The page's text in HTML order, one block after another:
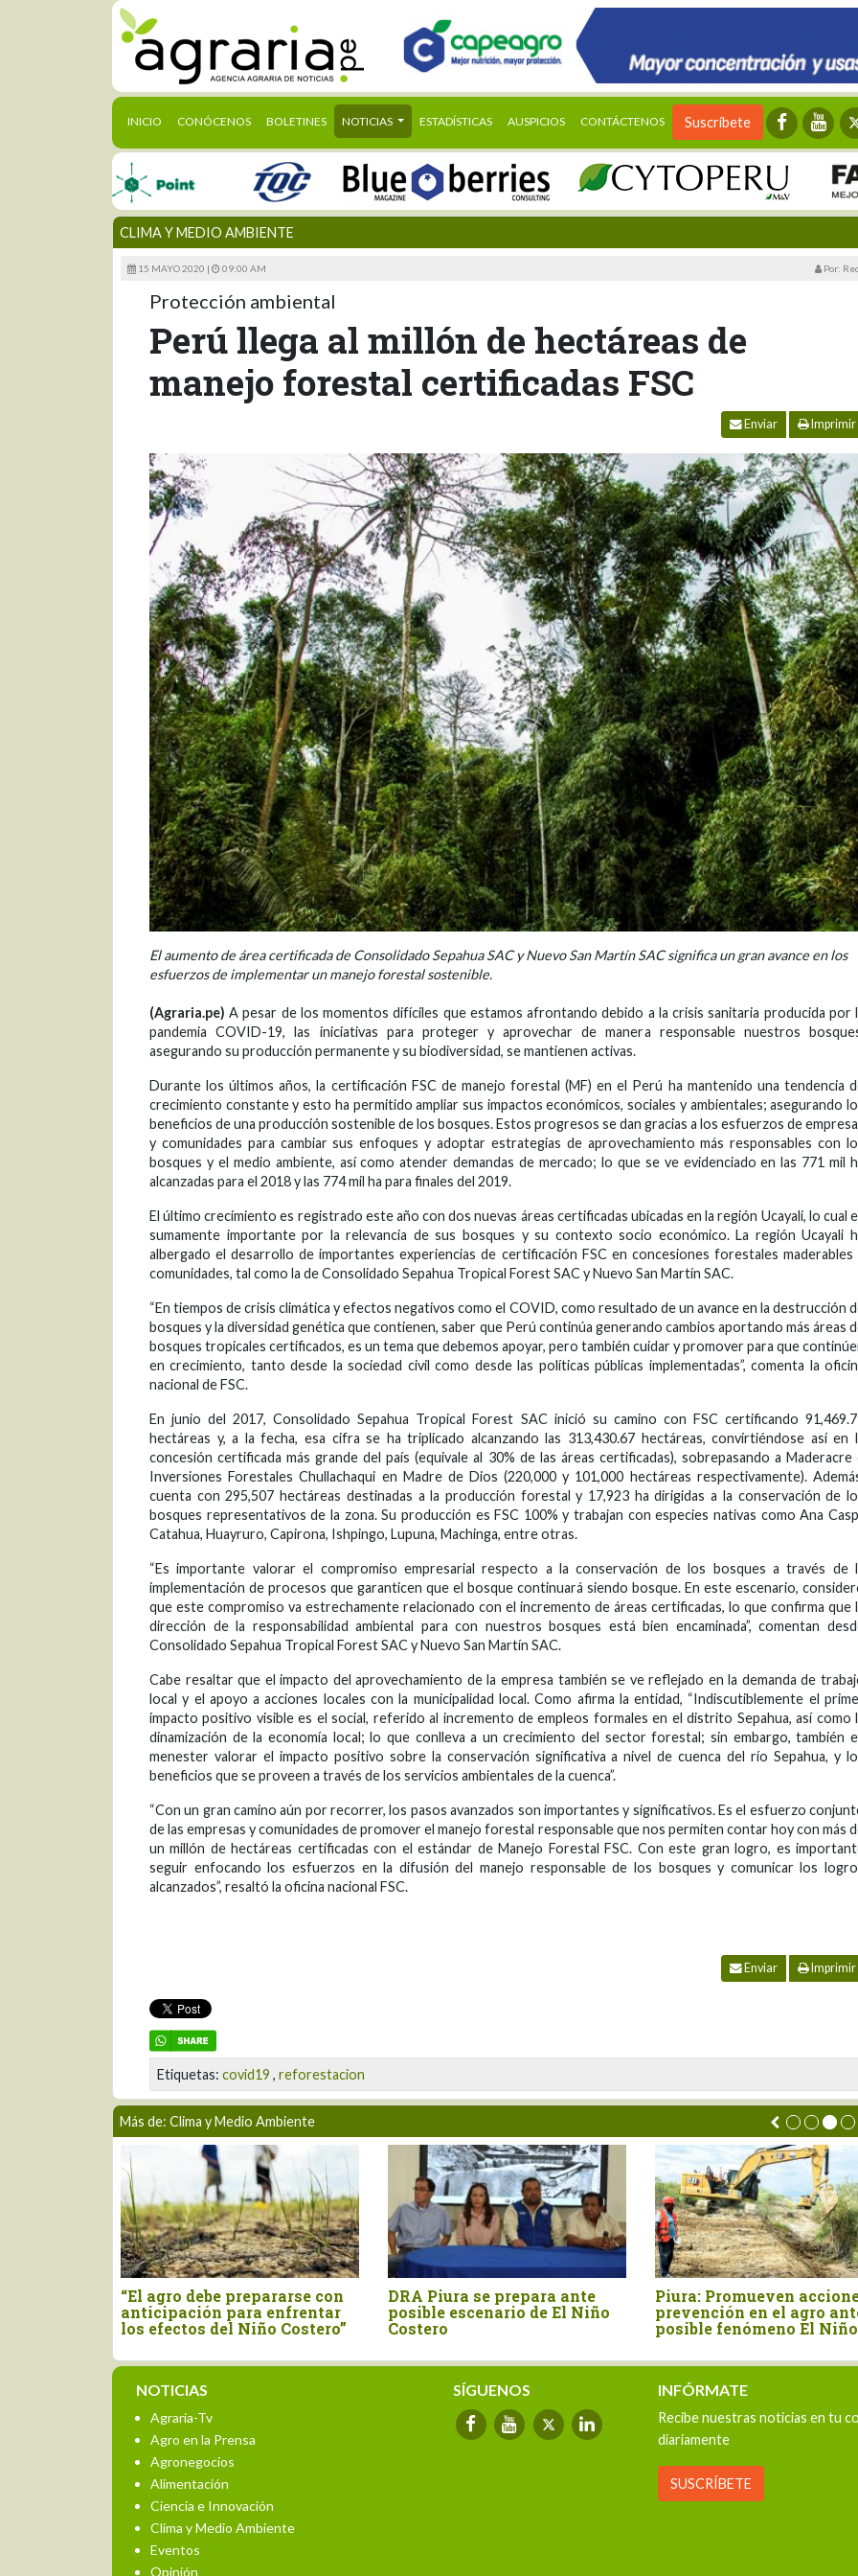
INICIO (CURRENT)
CONÓCENOS BOLETINES NOTICIAS ESTADÍSTICAS AUSPICIOS CONTÁCTENOS Suscríbete
CLIMA Y MEDIO AMBIENTE
15 MAYO 2020 | 09:00 AM Por:
Protección ambiental
Perú llega al millón de hectáreas de
manejo forestal certificadas FSC
Enviar Imprimir
El aumento de área certificada de Consolidado Sepahua SAC y Nuevo San Martín SAC significa un gran avance en los
esfuerzos de implementar un manejo forestal sostenible.
(Agraria.pe)A pesar de los momentos difíciles que estamos afrontando debido a la crisis sanitaria producida por
pandemia COVID-19, las iniciativas para proteger y aprovechar de manera responsable nuestros
asegurando su producción permanente y su biodiversidad, se mantienen activas.
Durante los últimos años, la certificación FSC de manejo forestal (MF) en el Perú ha mantenido una tendencia
crecimiento constante y esto ha permitido ampliar sus impactos económicos, sociales y ambientales; asegurando
beneficios de una producción sostenible de los bosques. Estos progresos se dan gracias a los esfuerzos de
y comunidades para cambiar sus enfoques y adoptar estrategias de aprovechamiento más responsables con
bosques y el medio ambiente, así como atender demandas de mercado; lo que se ve evidenciado en las 771 mil
alcanzadas para el 2018 y las 774 mil ha para finales del 2019.
El último crecimiento es registrado este año con dos nuevas áreas certificadas ubicadas en la región Ucayali, lo cual
sumamente importante por la relevancia de sus bosques y su contexto socio económico. La región Ucayali
albergado el desarrollo de importantes experiencias de certificación FSC en concesiones forestales maderables
comunidades, tal como la de Consolidado Sepahua Tropical Forest SAC y Nuevo San Martín SAC.
“En tiempos de crisis climática y efectos negativos como el COVID, como resultado de un avance en la destrucción
bosques y la diversidad genética que contienen, saber que Perú continúa generando cambios aportando más áreas
bosques tropicales certificados, es un tema que debemos apoyar, pero también cuidar y promover para que
en crecimiento, tanto desde la sociedad civil como desde las políticas públicas implementadas”, comenta la
nacional de FSC.
En junio del 2017, Consolidado Sepahua Tropical Forest SAC inició su camino con FSC certificando
hectáreas y, a la fecha, esa cifra se ha triplicado alcanzando las 313,430.67 hectáreas, convirtiéndose así en
concesión certificada más grande del país (equivale al 30% de las áreas certificadas), sobrepasando a Maderacre
Inversiones Forestales Chullachaqui en Madre de Dios (220,000 y 101,000 hectáreas respectivamente).
cuenta con 295,507 hectáreas destinadas a la producción forestal y 17,923 ha dirigidas a la conservación de
bosques representativos de la zona. Su producción es FSC 100% y trabajan con especies nativas como Ana
Catahua, Huayruro, Capirona, Ishpingo, Lupuna, Machinga, entre otras.
“Es importante valorar el compromiso empresarial respecto a la conservación de los bosques a través de
implementación de procesos que garanticen que el bosque continuará siendo bosque. En este escenario,
que este compromiso va estrechamente relacionado con el incremento de áreas certificadas, lo que confirma que
dirección de la responsabilidad ambiental para con nuestros bosques está bien encaminada”, comentan
Consolidado Sepahua Tropical Forest SAC y Nuevo San Martín SAC.
Cabe resaltar que el impacto del aprovechamiento de la empresa también se ve reflejado en la demanda de
local y el apoyo a acciones locales con la municipalidad local. Como afirma la entidad, “Indiscutiblemente el
impacto positivo visible es el social, referido al incremento de empleos formales en el distrito Sepahua, así como
dinamización de la economía local; lo que conlleva a un crecimiento del sector forestal; sin embargo, también
menester valorar el impacto positivo sobre la conservación significativa a nivel de cuenca del río Sepahua, y
beneficios que se proveen a través de los servicios ambientales de la cuenca”.
“Con un gran camino aún por recorrer, los pasos avanzados son importantes y significativos. Es el esfuerzo
de las empresas y comunidades de promover el manejo forestal responsable que nos permiten contar hoy con más
un millón de hectáreas certificadas con el estándar de Manejo Forestal FSC. Con este gran logro, es
seguir enfocando los esfuerzos en la difusión del manejo responsable de los bosques y comunicar los
alcanzados”, resaltó la oficina nacional FSC.
Enviar Imprimir
Etiquetas: covid19 , reforestacion
Más de: Clima y Medio Ambiente
“El agro debe prepararse con
anticipación para enfrentar
los efectos del Niño Costero”
DRA Piura se prepara ante
posible escenario de El Niño
Costero
Piura: Promueven
prevención en el agro
posible fenómeno El Niño
NOTICIAS
Agraria-Tv
Agro en la Prensa
Agronegocios
Alimentación
Ciencia e Innovación
Clima y Medio Ambiente
Eventos
Opinión
SÍGUENOS INFÓRMATE
Recibe nuestras noticias en tu
diariamente
SUSCRÍBETE